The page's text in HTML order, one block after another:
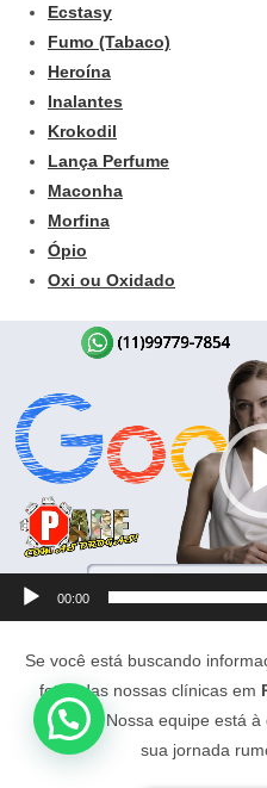
Ecstasy
Fumo (Tabaco)
Heroína
Inalantes
Krokodil
Lança Perfume
Maconha
Morfina
Ópio
Oxi ou Oxidado
00:00
Se você está buscando
fotos das nossas clínicas em
conosco. Nossa equipe está
sua jornada